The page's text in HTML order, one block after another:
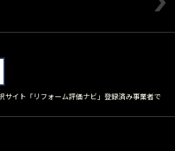
サイト「リフォーム評価ナビ」登録済み事業者で